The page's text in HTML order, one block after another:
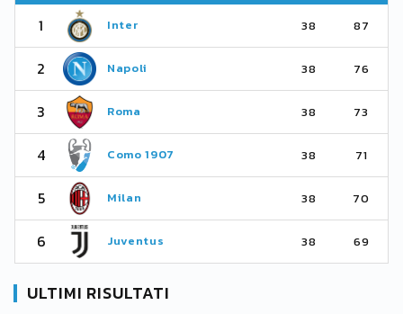
1 Inter 38 87
2 Napoli 38 76
3 Roma 38 73
4 Como 1907 38 71
5 Milan 38 70
6 Juventus 38 69
ULTIMI RISULTATI